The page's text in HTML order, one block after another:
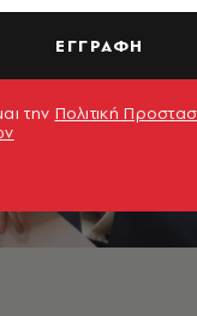
ΕΓΓΡΑΦΗ
την Πολιτική